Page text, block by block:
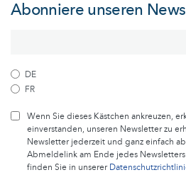
Abonniere unseren
DE
FR
Wenn Sie dieses Kästchen ankreuzen,
einverstanden, unseren Newsletter zu
Newsletter jederzeit und ganz einfach
Abmeldelink am Ende jedes
finden Sie in unserer